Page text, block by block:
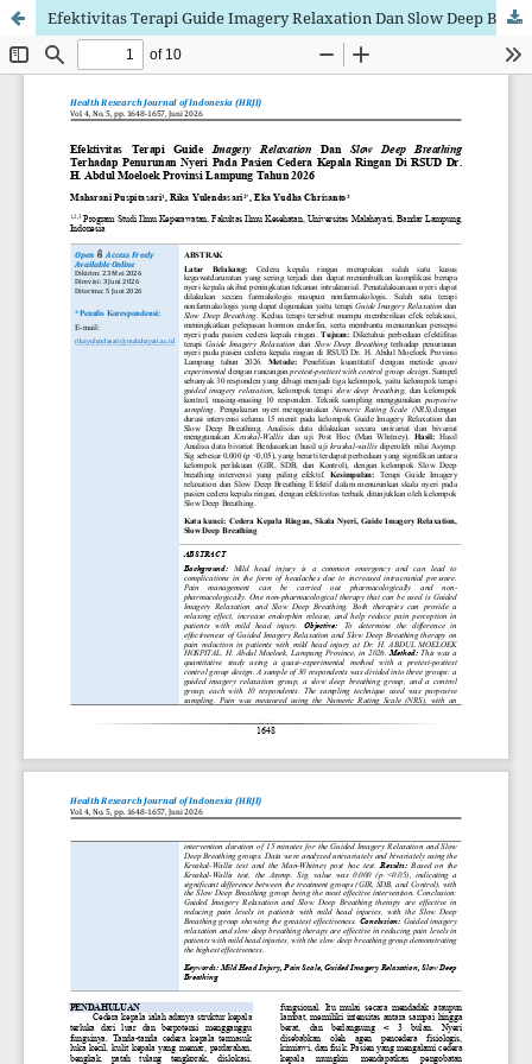
Efektivitas Terapi Guide Imagery Relaxation Dan Slow Deep Breathing Terhadap Penurunan Nyeri Pada Pasien Cedera Kepala Ringan Di RSUD Dr. H. Abdul Moeloek Provinsi Lampung Tahun 2026